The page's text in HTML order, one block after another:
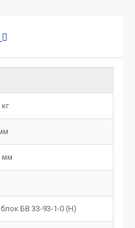
мм
БВ 33-93-1-0 (Н)